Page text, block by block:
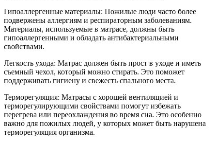
Гипоаллергенные материалы: Пожилые люди часто более
подвержены аллергиям и респираторным заболеваниям.
Материалы, используемые в матрасе, должны быть
гипоаллергенными и обладать антибактериальными
свойствами.
Легкость ухода: Матрас должен быть прост в уходе и иметь
съемный чехол, который можно стирать. Это поможет
поддерживать гигиену и свежесть спального места.
Терморегуляция: Матрасы с хорошей вентиляцией и
терморегулирующими свойствами помогут избежать
перегрева или переохлаждения во время сна. Это особенно
важно для пожилых людей, у которых может быть нарушена
терморегуляция организма.